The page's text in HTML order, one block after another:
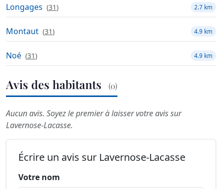
Longages (31) 2.7 km
Montaut (31) 4.9 km
Noé (31) 4.9 km
Avis des habitants (0)
Aucun avis. Soyez le premier à laisser votre avis sur
Lavernose-Lacasse.
Écrire un avis sur Lavernose-Lacasse
Votre nom